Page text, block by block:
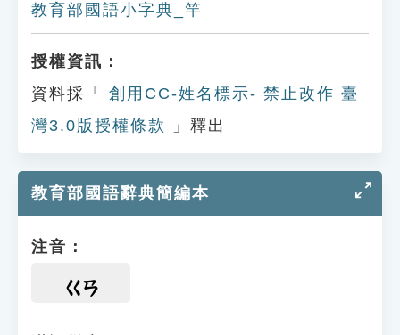
教育部國語小字典_竿
授權資訊：
資料採「
創用CC-姓名標示- 禁止改作 臺
灣3.0版授權條款
」釋出
教育部國語辭典簡編本
注音：
ㄍㄢ